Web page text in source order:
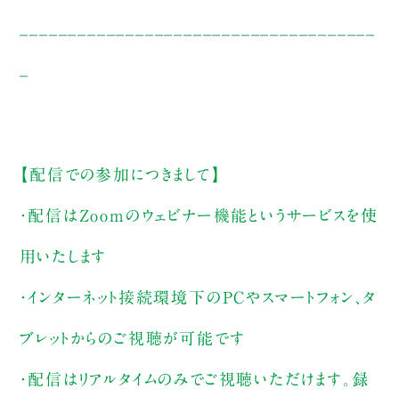
【配信での参加につきまして】
・配信はZoomのウェビナー機能というサービスを使
用いたします
・インターネット接続環境下のPCやスマートフォン、タ
ブレットからのご視聴が可能です
・配信はリアルタイムのみでご視聴いただけます。録